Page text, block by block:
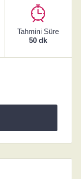
Tahmini Süre
50 dk